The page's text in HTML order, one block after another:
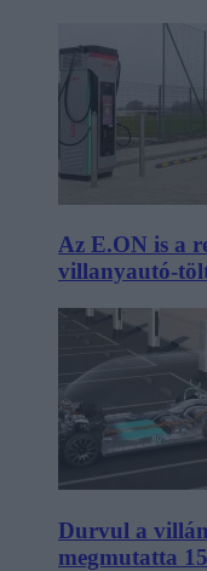
Az E.ON is a
villanyautó-
Durvul a
megmutatta